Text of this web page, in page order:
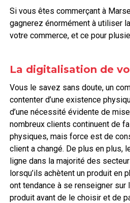
Si vous êtes commerçant à
gagnerez énormément à utiliser
votre commerce, et ce pour
La digitalisation de
Vous le savez sans doute, un
contenter d’une existence
d’une nécessité évidente de
nombreux clients continuent de
physiques, mais force est de
client a changé. De plus en plus,
ligne dans la majorité des
lorsqu’ils achètent un produit en
ont tendance à se renseigner sur
produit avant de le choisir et de